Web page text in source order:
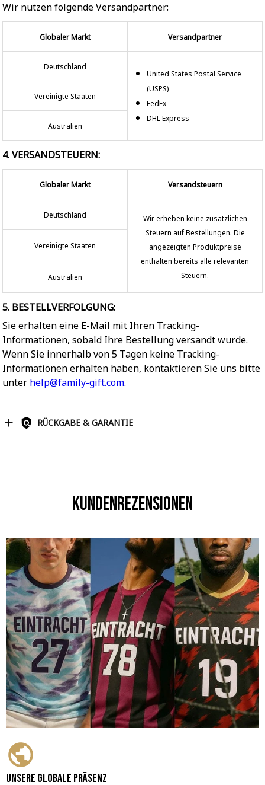
Wir nutzen folgende Versandpartner:
Globaler Markt Versandpartner
Deutschland
United States Postal Service
(USPS)
FedEx
DHL Express
Vereinigte Staaten
Australien
4. VERSANDSTEUERN:
Globaler Markt Versandsteuern
Deutschland
Wir erheben keine zusätzlichen
Steuern auf Bestellungen. Die
angezeigten Produktpreise
enthalten bereits alle relevanten
Steuern.
Vereinigte Staaten
Australien
5. BESTELLVERFOLGUNG:
Sie erhalten eine E-Mail mit Ihren Tracking-
Informationen, sobald Ihre Bestellung versandt wurde.
Wenn Sie innerhalb von 5 Tagen keine Tracking-
Informationen erhalten haben, kontaktieren Sie uns bitte
unter help@family-gift.com.
RÜCKGABE & GARANTIE
Kundenrezensionen
Unsere globale Präsenz